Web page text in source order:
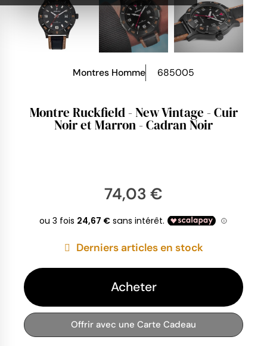
Montres Homme 685005
Montre Ruckfield - New Vintage - Cuir
Noir et Marron - Cadran Noir
74,03 €
Derniers articles en stock
Acheter
Offrir avec une Carte Cadeau